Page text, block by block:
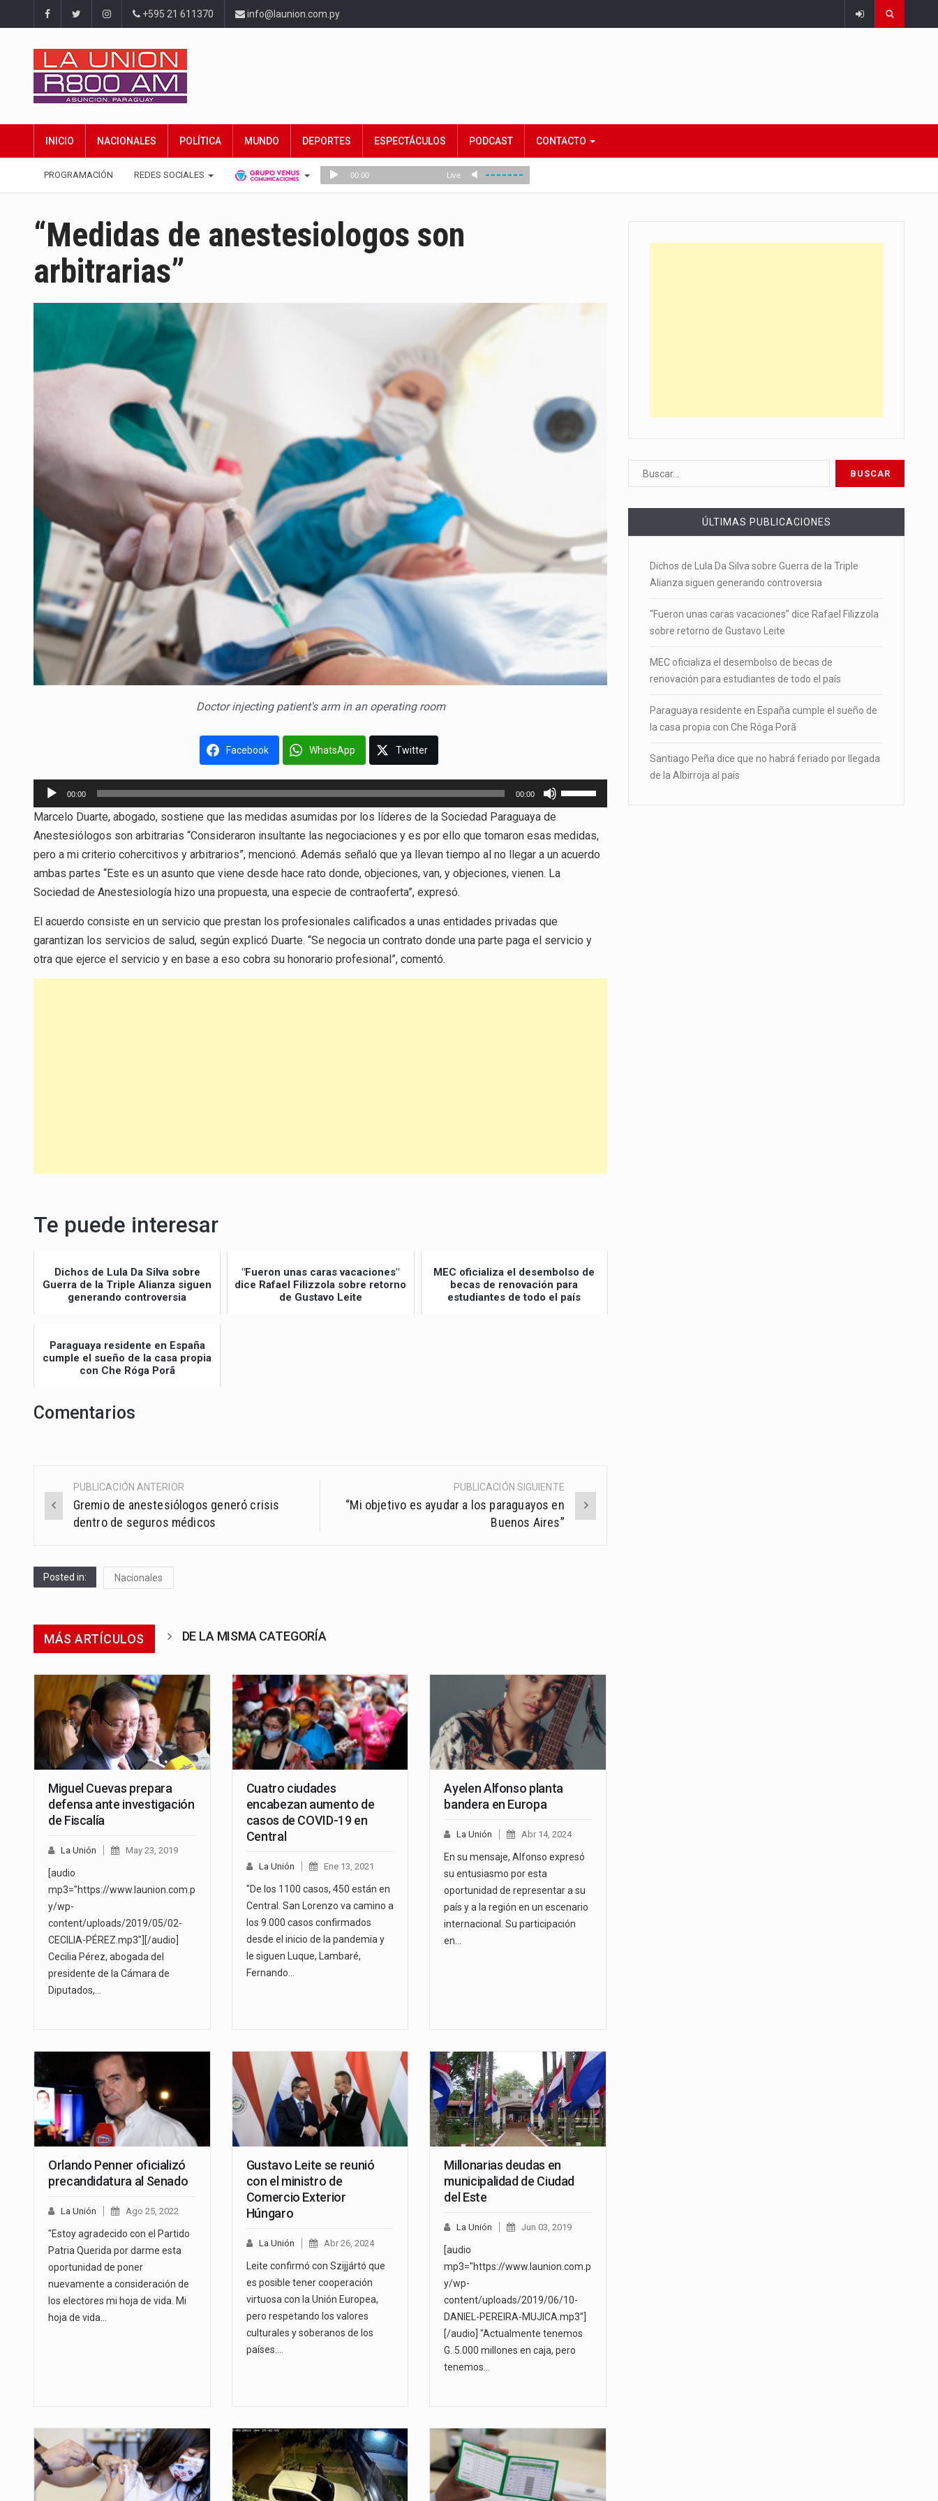
+595 21 611370 info@launion.com.py
INICIO NACIONALES POLÍTICA MUNDO DEPORTES ESPECTÁCULOS PODCAST CONTACTO
PROGRAMACIÓN REDES SOCIALES
“Medidas de anestesiologos son
arbitrarias”
Doctor injecting patient's arm in an operating room
Facebook WhatsApp Twitter
Reproductor
de
audio
00:00 00:00
las
de
flecha
Marcelo Duarte, abogado, sostiene que las medidas asumidas por los líderes de la Sociedad Paraguaya de
Anestesiólogos son arbitrarias “Consideraron insultante las negociaciones y es por ello que tomaron esas medidas,
pero a mi criterio cohercitivos y arbitrarios”, mencionó. Además señaló que ya llevan tiempo al no llegar a un acuerdo
ambas partes “Este es un asunto que viene desde hace rato donde, objeciones, van, y objeciones, vienen. La
Sociedad de Anestesiología hizo una propuesta, una especie de contraoferta”, expresó.
El acuerdo consiste en un servicio que prestan los profesionales calificados a unas entidades privadas que
garantizan los servicios de salud, según explicó Duarte. “Se negocia un contrato donde una parte paga el servicio y
otra que ejerce el servicio y en base a eso cobra su honorario profesional”, comentó.
Te puede interesar
Dichos de Lula Da Silva sobre
Guerra de la Triple Alianza siguen
generando controversia
"Fueron unas caras vacaciones"
dice Rafael Filizzola sobre retorno
de Gustavo Leite
MEC oficializa el desembolso de
becas de renovación para
estudiantes de todo el país
Paraguaya residente en España
cumple el sueño de la casa propia
con Che Róga Porã
Comentarios
Post
navigation
PUBLICACIÓN ANTERIOR
Gremio de anestesiólogos generó crisis
dentro de seguros médicos
PUBLICACIÓN SIGUIENTE
“Mi objetivo es ayudar a los paraguayos en
Buenos Aires”
Posted in: Nacionales
MÁS ARTÍCULOS DE LA MISMA CATEGORÍA
Miguel Cuevas prepara
defensa ante investigación
de Fiscalía
La Unión May 23, 2019
[audio
mp3="https://www.launion.com.p
y/wp-
content/uploads/2019/05/02-
CECILIA-PÉREZ.mp3"][/audio]
Cecilia Pérez, abogada del
presidente de la Cámara de
Diputados,…
Cuatro ciudades
encabezan aumento de
casos de COVID-19 en
Central
La Unión Ene 13, 2021
"De los 1100 casos, 450 están en
Central. San Lorenzo va camino a
los 9.000 casos confirmados
desde el inicio de la pandemia y
le siguen Luque, Lambaré,
Fernando…
Ayelen Alfonso planta
bandera en Europa
La Unión Abr 14, 2024
En su mensaje, Alfonso expresó
su entusiasmo por esta
oportunidad de representar a su
país y a la región en un escenario
internacional. Su participación
en…
Orlando Penner oficializó
precandidatura al Senado
La Unión Ago 25, 2022
"Estoy agradecido con el Partido
Patria Querida por darme esta
oportunidad de poner
nuevamente a consideración de
los electores mi hoja de vida. Mi
hoja de vida…
Gustavo Leite se reunió
con el ministro de
Comercio Exterior
Húngaro
La Unión Abr 26, 2024
Leite confirmó con Szijjártó que
es posible tener cooperación
virtuosa con la Unión Europea,
pero respetando los valores
culturales y soberanos de los
países.…
Millonarias deudas en
municipalidad de Ciudad
del Este
La Unión Jun 03, 2019
[audio
mp3="https://www.launion.com.p
y/wp-
content/uploads/2019/06/10-
DANIEL-PEREIRA-MUJICA.mp3"]
[/audio] "Actualmente tenemos
G. 5.000 millones en caja, pero
tenemos…
ÚLTIMAS PUBLICACIONES
Dichos de Lula Da Silva sobre Guerra de la Triple
Alianza siguen generando controversia
“Fueron unas caras vacaciones” dice Rafael Filizzola
sobre retorno de Gustavo Leite
MEC oficializa el desembolso de becas de
renovación para estudiantes de todo el país
Paraguaya residente en España cumple el sueño de
la casa propia con Che Róga Porã
Santiago Peña dice que no habrá feriado por llegada
de la Albirroja al país